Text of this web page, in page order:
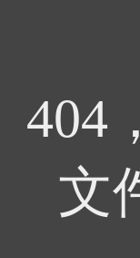
404
文